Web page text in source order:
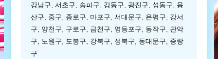
강남구, 서초구, 송파구, 강동구, 광진구, 성동구, 용
산구, 중구, 종로구, 마포구, 서대문구, 은평구, 강서
구, 양천구, 구로구, 금천구, 영등포구, 동작구, 관악
구, 노원구, 도봉구, 강북구, 성북구, 동대문구, 중랑
구